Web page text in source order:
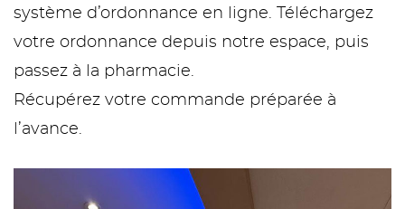
système d’ordonnance en ligne. Téléchargez
votre ordonnance depuis notre espace, puis
passez à la pharmacie.
Récupérez votre commande préparée à
l’avance.